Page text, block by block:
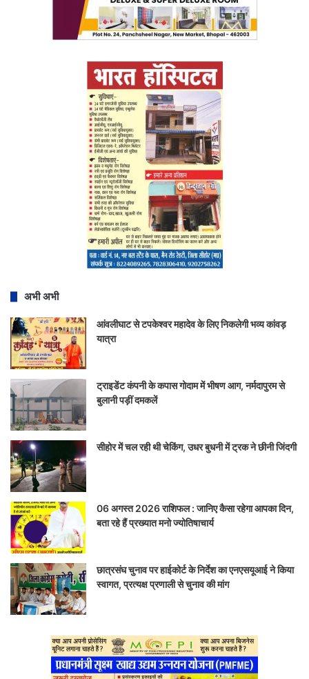
अभी अभी
आंवलीघाट से टपकेश्वर महादेव के लिए निकलेगी भव्य कांवड़
यात्रा
ट्राइडेंट कंपनी के कपास गोदाम में भीषण आग, नर्मदापुरम से
बुलानी पड़ीं दमकलें
सीहोर में चल रही थी चेकिंग, उधर बुधनी में ट्रक ने छीनी जिंदगी
06 अगस्त 2026 राशिफल : जानिए कैसा रहेगा आपका दिन,
बता रहे हैं प्रख्यात मनो ज्योतिषाचार्य
छात्रसंघ चुनाव पर हाईकोर्ट के निर्देश का एनएसयूआई ने किया
स्वागत, प्रत्यक्ष प्रणाली से चुनाव की मांग